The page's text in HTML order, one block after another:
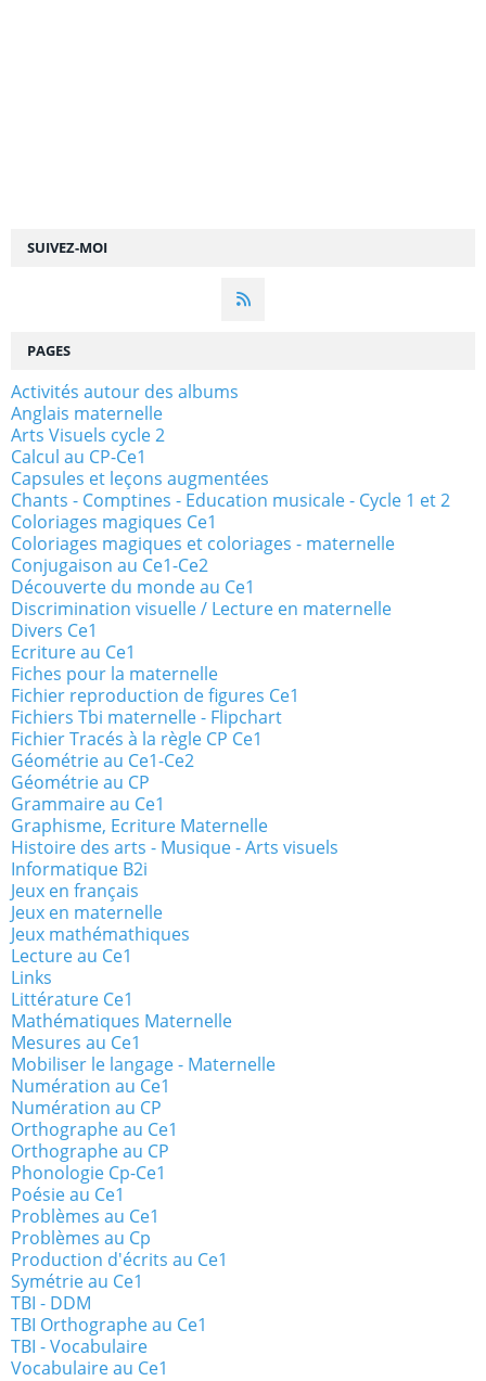
SUIVEZ-MOI
PAGES
Activités autour des albums
Anglais maternelle
Arts Visuels cycle 2
Calcul au CP-Ce1
Capsules et leçons augmentées
Chants - Comptines - Education musicale - Cycle 1 et 2
Coloriages magiques Ce1
Coloriages magiques et coloriages - maternelle
Conjugaison au Ce1-Ce2
Découverte du monde au Ce1
Discrimination visuelle / Lecture en maternelle
Divers Ce1
Ecriture au Ce1
Fiches pour la maternelle
Fichier reproduction de figures Ce1
Fichiers Tbi maternelle - Flipchart
Fichier Tracés à la règle CP Ce1
Géométrie au Ce1-Ce2
Géométrie au CP
Grammaire au Ce1
Graphisme, Ecriture Maternelle
Histoire des arts - Musique - Arts visuels
Informatique B2i
Jeux en français
Jeux en maternelle
Jeux mathémathiques
Lecture au Ce1
Links
Littérature Ce1
Mathématiques Maternelle
Mesures au Ce1
Mobiliser le langage - Maternelle
Numération au Ce1
Numération au CP
Orthographe au Ce1
Orthographe au CP
Phonologie Cp-Ce1
Poésie au Ce1
Problèmes au Ce1
Problèmes au Cp
Production d'écrits au Ce1
Symétrie au Ce1
TBI - DDM
TBI Orthographe au Ce1
TBI - Vocabulaire
Vocabulaire au Ce1